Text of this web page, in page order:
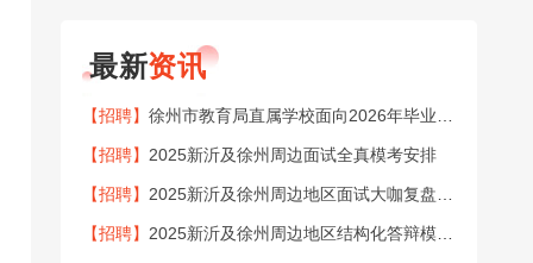
最新资讯
【招聘】 徐州市教育局直属学校面向2026年毕业生公开招聘151名教师公告
【招聘】 2025新沂及徐州周边面试全真模考安排
【招聘】 2025新沂及徐州周边地区面试大咖复盘安排
【招聘】 2025新沂及徐州周边地区结构化答辩模考安排